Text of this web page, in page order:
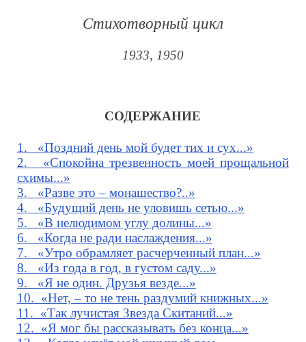
Стихотворный цикл
1933, 1950
СОДЕРЖАНИЕ
1. «Поздний день мой будет тих и сух...»
2. «Спокойна трезвенность моей прощальной
схимы...»
3. «Разве это – монашество?..»
4. «Будущий день не уловишь сетью...»
5. «В нелюдимом углу долины...»
6. «Когда не ради наслаждения...»
7. «Утро обрамляет расчерченный план...»
8. «Из года в год, в густом саду...»
9. «Я не один. Друзья везде...»
10. «Нет, – то не тень раздумий книжных...»
11. «Так лучистая Звезда Скитаний...»
12. «Я мог бы рассказывать без конца...»